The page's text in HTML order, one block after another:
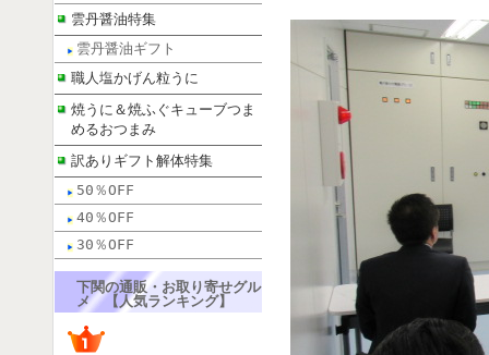
雲丹醤油特集
雲丹醤油ギフト
職人塩かげん粒うに
焼うに＆焼ふぐキューブつま
めるおつまみ
訳ありギフト解体特集
50％OFF
40％OFF
30％OFF
下関の通販・お取り寄せグル
メ 【人気ランキング】